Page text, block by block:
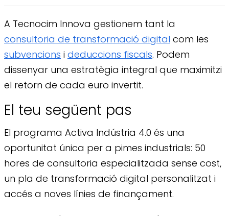
A Tecnocim Innova gestionem tant la
consultoria de transformació digital com les
subvencions i deduccions fiscals. Podem
dissenyar una estratègia integral que maximitzi
el retorn de cada euro invertit.
El teu següent pas
El programa Activa Indústria 4.0 és una
oportunitat única per a pimes industrials: 50
hores de consultoria especialitzada sense cost,
un pla de transformació digital personalitzat i
accés a noves línies de finançament.